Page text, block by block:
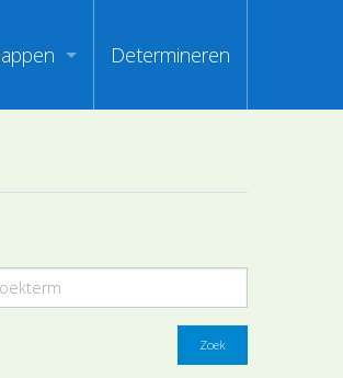
Determineren
Zoek